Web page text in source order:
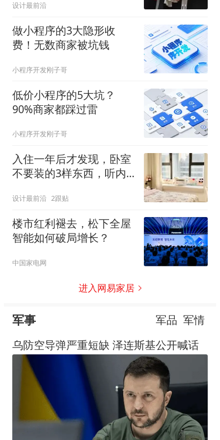
设计最前沿
做小程序的3大隐形收
费！无数商家被坑钱
小程序开发刚子哥
低价小程序的5大坑？
90%商家都踩过雷
小程序开发刚子哥
入住一年后才发现，卧室
不要装的3样东西，听内
设计最前沿 2跟贴
楼市红利褪去，松下全屋
智能如何破局增长？
中国家电网
进入网易家居
军事 军品 军情
乌防空导弹严重短缺 泽连斯基公开喊话